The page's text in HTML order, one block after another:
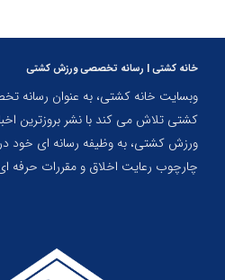
خانه کشتی | رسانه تخصصی ورزش کشتی
وبسایت خانه کشتی، به عنوان
کشتی تلاش می کند با نشر بروزترین
ورزش کشتی، به وظیفه رسانه ای خود
چارچوب رعایت اخلاق و مقررات حرفه